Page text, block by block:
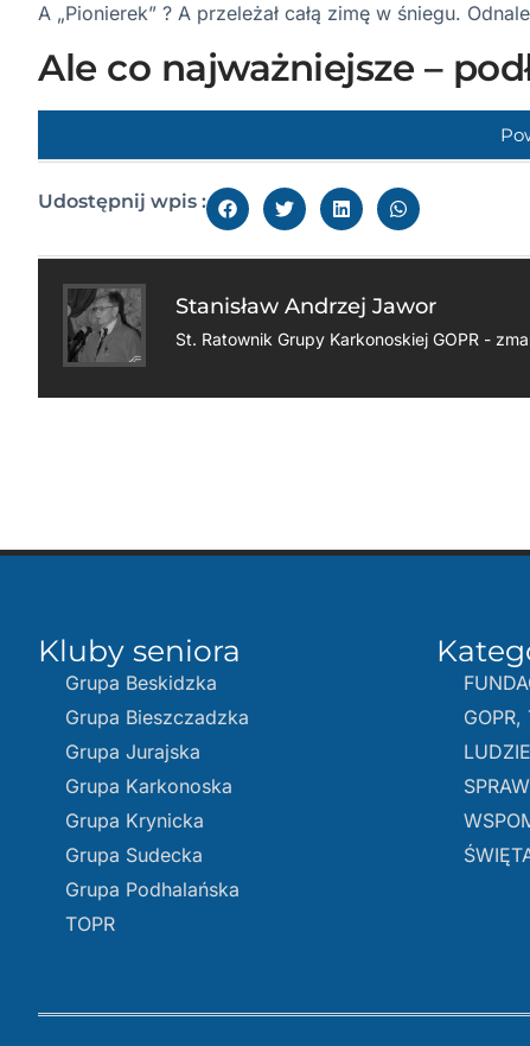
A „Pionierek” ? A przeleżał całą zimę w śniegu.
Ale co najważniejsze –
Udostępnij wpis :
Stanisław Andrzej Jawor
St. Ratownik Grupy Karkonoskiej GOPR -
Kluby seniora
Grupa Beskidzka​
Grupa Bieszczadzka
Grupa Jurajska
Grupa Karkonoska
Grupa Krynicka
Grupa Sudecka
Grupa Podhalańska
TOPR
GOPR,